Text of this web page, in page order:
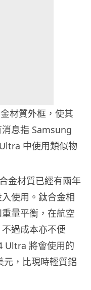
材質外框，使其
息指 Samsung
中使用類似物
金材質已經有兩年
使用。鈦合金相
量平衡，在航空
過成本亦不便
Ultra 將會使用的
，比現時輕質鋁